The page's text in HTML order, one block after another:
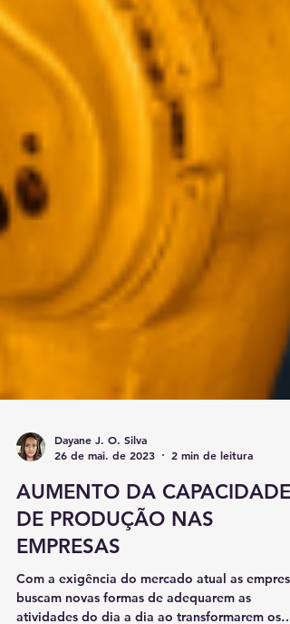
26 de mai. de 2023
2 min de leitura
AUMENTO DA CAPACIDADE
DE PRODUÇÃO NAS
EMPRESAS
Com a exigência do mercado atual as